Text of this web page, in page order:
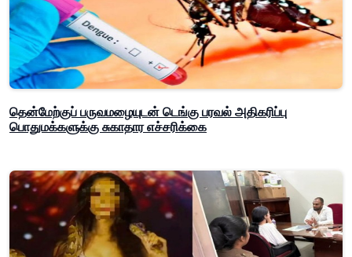
தென்மேற்குப் பருவமழையுடன் டெங்கு பரவல் அதிகரிப்பு
பொதுமக்களுக்கு சுகாதார எச்சரிக்கை